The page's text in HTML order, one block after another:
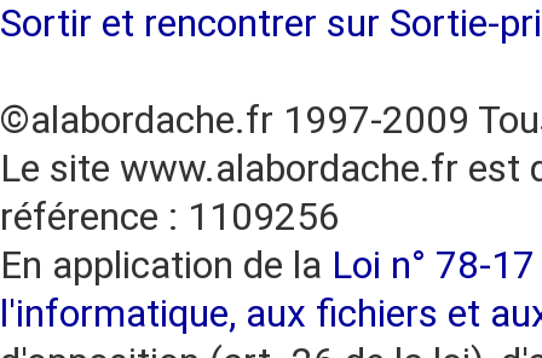
Sortir et rencontrer sur Sortie-
©alabordache.fr 1997-2009
Le site www.alabordache.fr est
référence : 1109256
En application de la Loi n° 78-
l'informatique, aux fichiers et